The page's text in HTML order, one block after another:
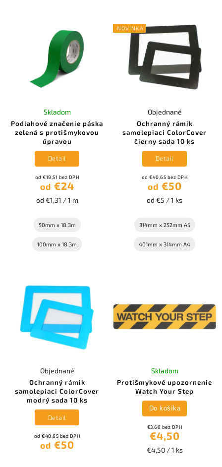
Podlahové značenie páska
zelená s protišmykovou
úpravou
Skladom
od €19,51 bez DPH
od €24
od €1,31 / 1 m
Detail
50mm x 18.3m
100mm x 18.3m
NOVINKA
Ochranný rámik
samolepiaci ColorCover
čierny sada 10 ks
Objednané
od €40,65 bez DPH
od €50
od €5 / 1 ks
Detail
314mm x 252mm A5
401mm x 314mm A4
Ochranný rámik
samolepiaci ColorCover
modrý sada 10 ks
Objednané
od €40,65 bez DPH
od €50
Detail
Protišmykové upozornenie
Watch Your Step
Skladom
€3,66 bez DPH
€4,50
€4,50 / 1 ks
Do košíka